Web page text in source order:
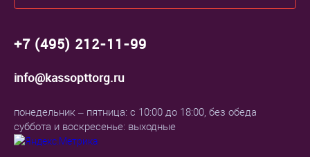
+7 (495) 212-11-99
info@kassopttorg.ru
понедельник – пятница: с 10:00 до 18:00, без обеда
суббота и воскресенье: выходные